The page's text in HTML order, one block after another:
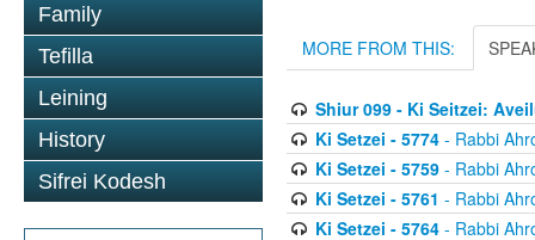
Family
Tefilla
Leining
History
Sifrei Kodesh
MORE FROM THIS:
Shiur 099 - Ki Seitzei:
Ki Setzei - 5774- Rabbi
Ki Setzei - 5759- Rabbi
Ki Setzei - 5761 - Rabbi
Ki Setzei - 5764- Rabbi